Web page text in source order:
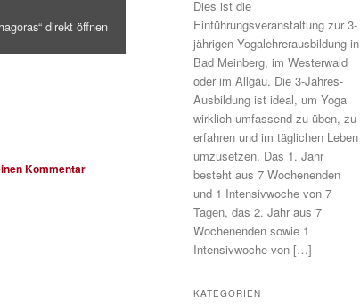
direkt öffnen
Kommentar
Dies ist die
Einführungsveranstaltung zur 3-
jährigen Yogalehrerausbildung in
Bad Meinberg, im Westerwald
oder im Allgäu. Die 3-Jahres-
Ausbildung ist ideal, um Yoga
wirklich umfassend zu üben, zu
erfahren und im täglichen Leben
umzusetzen. Das 1. Jahr
besteht aus 7 Wochenenden
und 1 Intensivwoche von 7
Tagen, das 2. Jahr aus 7
Wochenenden sowie 1
Intensivwoche von […]
KATEGORIEN